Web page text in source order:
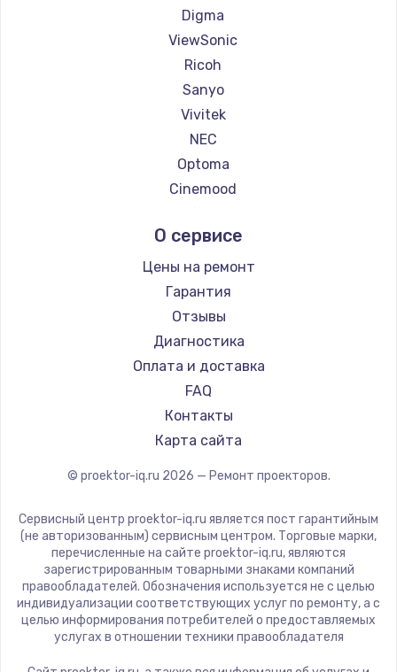
Digma
ViewSonic
Ricoh
Sanyo
Vivitek
NEC
Optoma
Cinemood
Barco
Xgimi
Canon
JVC
Casio
Hiper
HITACHI
Panasonic
Hisense
О сервисе
Цены на ремонт
Гарантия
Отзывы
Диагностика
Оплата и доставка
FAQ
Контакты
Карта сайта
© proektor-iq.ru 2026 — Ремонт проекторов.
Сервисный центр proektor-iq.ru является пост гарантийным
(не авторизованным) сервисным центром. Торговые марки,
перечисленные на сайте proektor-iq.ru, являются
зарегистрированным товарными знаками компаний
правообладателей. Обозначения используется не с целью
индивидуализации соответствующих услуг по ремонту, а с
целью информирования потребителей о предоставляемых
услугах в отношении техники правообладателя